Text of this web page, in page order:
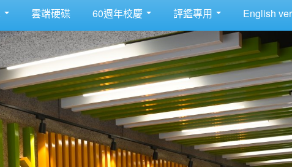
雲端硬碟 60週年校慶 評鑑專用 English